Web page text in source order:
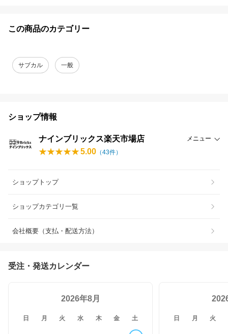
この商品のカテゴリー
サブカル 一般
ショップ情報
ナインブリックス楽天市場店 メニュー
5.00 （43件）
ショップトップ
ショップカテゴリ一覧
会社概要（支払・配送方法）
受注・発送カレンダー
2026年8月
日 月 火 水 木 金 土 日 月 火